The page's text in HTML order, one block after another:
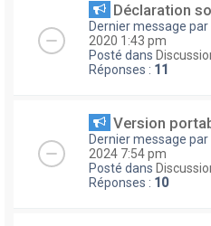
Déclaration
Dernier message par
2020 1:43 pm
Posté dans
Réponses : 11
Version
Dernier message par
2024 7:54 pm
Posté dans
Réponses : 10